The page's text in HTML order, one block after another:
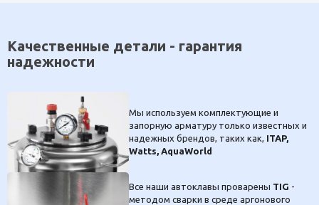
Качественные детали - гарантия
надежности
Мы используем комплектующие и
запорную арматуру только известных и
надежных брендов, таких как, ITAP,
Watts, AquaWorld
Все наши автоклавы проварены TIG -
методом сварки в среде аргонового